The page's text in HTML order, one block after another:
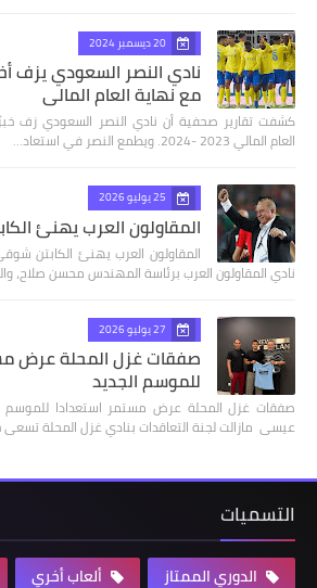
20 ديسمبر 2024
نادي النصر السعودي يزف
مع نهاية العام المالي
كشفت تقارير صحفية أن نادي النصر السعودي زف
العام المالي 2023 -2024. ويطمع النصر في استعاد…
25 يوليو 2026
المقاولون العرب يهنئ
المقاولون العرب يهنئ الكابتن
نادي المقاولون العرب برئاسة المهندس محسن
27 يوليو 2026
صفقات غزل المحلة عرض
للموسم الجديد
صفقات غزل المحلة عرض مستمر استعدادا
عيسى مازالت لجنة التعاقدات بنادي غزل المحلة
التسميات
الدوري الممتاز ألعاب أخري